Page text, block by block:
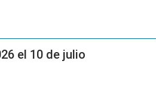
el 10 de julio